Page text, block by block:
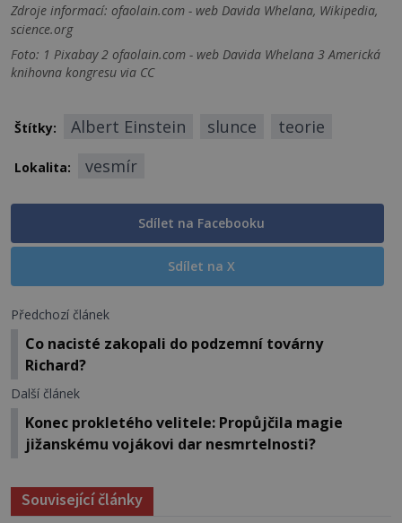
Zdroje informací: ofaolain.com - web Davida Whelana, Wikipedia,
science.org
Foto: 1 Pixabay 2 ofaolain.com - web Davida Whelana 3 Americká
knihovna kongresu via CC
Štítky: Albert Einstein slunce teorie
Lokalita: vesmír
Sdílet na Facebooku
Sdílet na X
Předchozí článek
Co nacisté zakopali do podzemní továrny
Richard?
Další článek
Konec prokletého velitele: Propůjčila magie
jižanskému vojákovi dar nesmrtelnosti?
Související články